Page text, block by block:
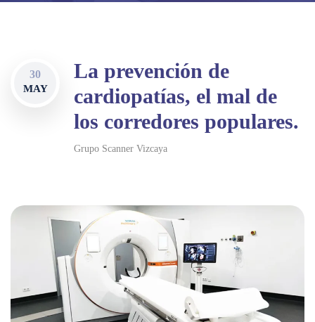
30
MAY
La prevención de
cardiopatías, el mal de
los corredores populares.
Grupo Scanner Vizcaya